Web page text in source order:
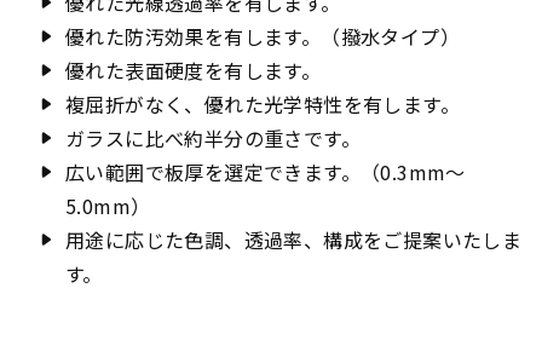
優れた防汚効果を有します。（撥水タイプ）
優れた表面硬度を有します。
複屈折がなく、優れた光学特性を有します。
ガラスに比べ約半分の重さです。
広い範囲で板厚を選定できます。（0.3mm～
5.0mm）
用途に応じた色調、透過率、構成をご提案いたしま
す。